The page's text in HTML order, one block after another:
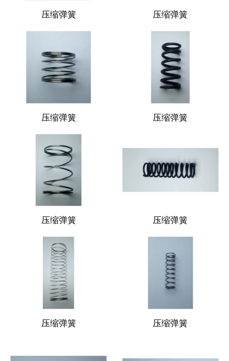
压缩弹簧 压缩弹簧
压缩弹簧 压缩弹簧
压缩弹簧 压缩弹簧
压缩弹簧 压缩弹簧